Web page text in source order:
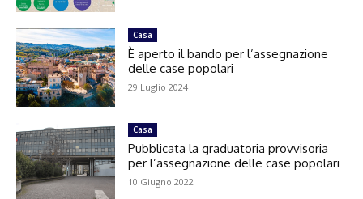
Casa
È aperto il bando per l’assegnazione
delle case popolari
29 Luglio 2024
Casa
Pubblicata la graduatoria provvisoria
per l’assegnazione delle case popolari
10 Giugno 2022